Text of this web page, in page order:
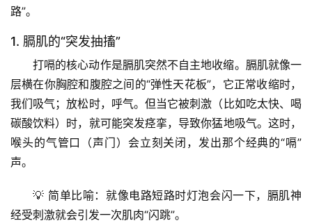
路”。
1. 膈肌的“突发抽搐”
打嗝的核心动作是膈肌突然不自主地收缩。膈肌就像一
层横在你胸腔和腹腔之间的“弹性天花板”，它正常收缩时，
我们吸气；放松时，呼气。但当它被刺激（比如吃太快、喝
碳酸饮料）时，就可能突发痉挛，导致你猛地吸气。这时，
喉头的气管口（声门）会立刻关闭，发出那个经典的“嗝”
声。
💡 简单比喻：就像电路短路时灯泡会闪一下，膈肌神
经受刺激就会引发一次肌肉“闪跳”。